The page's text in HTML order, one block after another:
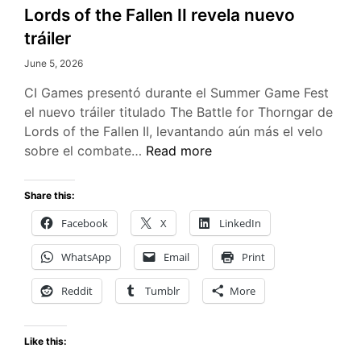
Lords of the Fallen II revela nuevo
tráiler
June 5, 2026
CI Games presentó durante el Summer Game Fest
el nuevo tráiler titulado The Battle for Thorngar de
Lords of the Fallen II, levantando aún más el velo
sobre el combate… Lords
Fallen
II
revela
nuevo
tráiler
Read more
Share this:
Facebook X LinkedIn
WhatsApp Email Print
Reddit Tumblr More
Like this: